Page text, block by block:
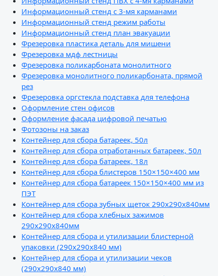
Информационный стенд с 3-мя карманами
Информационный стенд режим работы
Информационный стенд план эвакуации
Фрезеровка пластика деталь для мишени
Фрезеровка мдф лестницы
Фрезеровка поликарбоната монолитного
Фрезеровка монолитного поликарбоната, прямой
рез
Фрезеровка оргстекла подставка для телефона
Оформление стен офисов
Оформление фасада цифровой печатью
Фотозоны на заказ
Контейнер для сбора батареек, 50л
Контейнер для сбора отработанных батареек, 50л
Контейнер для сбора батареек, 18л
Контейнер для сбора блистеров 150×150×400 мм
Контейнер для сбора батареек 150×150×400 мм из
ПЭТ
Контейнер для сбора зубных щеток 290х290х840мм
Контейнер для сбора хлебных зажимов
290х290х840мм
Контейнер для сбора и утилизации блистерной
упаковки (290х290х840 мм)
Контейнер для сбора и утилизации чеков
(290х290х840 мм)